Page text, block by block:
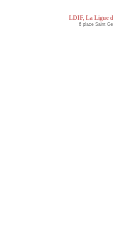
LDIF, La Ligue
6 place Saint